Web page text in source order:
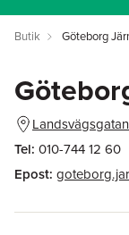
Butik Göteborg
Tel: 010-744 12 60
Epost: